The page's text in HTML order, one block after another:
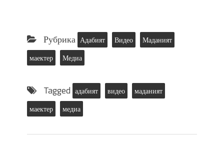
Рубрика Адабият Видео
Маданият
маектер
Медиа
Tagged адабият видео
маданият
маектер
медиа